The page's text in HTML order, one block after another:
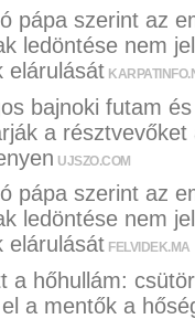
pápa szerint az
ledöntése nem
elárulását
bajnoki futam
a résztvevőket
UJSZO.COM
pápa szerint az
ledöntése nem
elárulását FELVIDEK.MA
a hőhullám:
a mentők a